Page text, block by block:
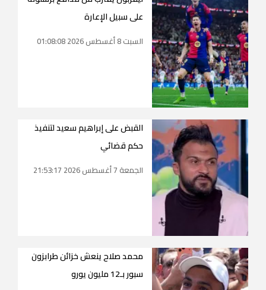
على سبيل الإعارة
السبت 8 أغسطس 2026 01:08:08
القبض على إبراهيم سعيد لتنفيذ
حكم قضائي
الجمعة 7 أغسطس 2026 21:53:17
محمد صلاح ينعش خزائن طرابزون
سبور بـ12 مليون يورو